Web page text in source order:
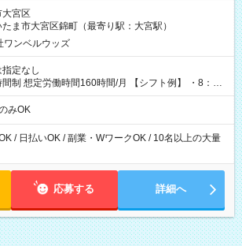
大宮区
ま市大宮区錦町（最寄り駅：大宮駅）
ワンベルウッズ
定なし
定労働時間160時間/月 【シフト例】 ・8：00
みOK
/ 日払いOK / 副業・WワークOK / 10名以上の大量
応募する 詳細へ